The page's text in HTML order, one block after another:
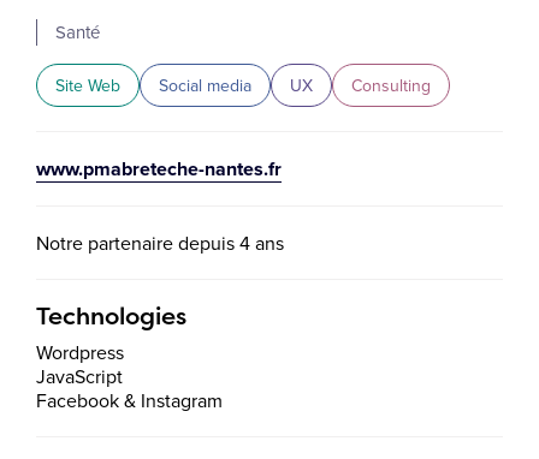
Santé
Site Web Social media UX Consulting
www.pmabreteche-nantes.fr
Notre partenaire depuis 4 ans
Technologies
Wordpress
JavaScript
Facebook & Instagram